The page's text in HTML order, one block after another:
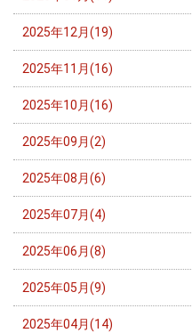
2025年12月(19)
2025年11月(16)
2025年10月(16)
2025年09月(2)
2025年08月(6)
2025年07月(4)
2025年06月(8)
2025年05月(9)
2025年04月(14)